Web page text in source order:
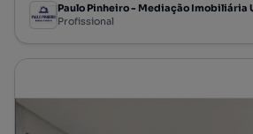
Paulo Pinheiro - Mediação Imobiliária
Profissional